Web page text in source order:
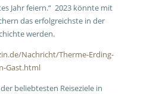
Jahr feiern.“ 2023 könnte mit
das erfolgreichste in der
werden.
Nachricht/Therme-Erding-
Gast.html
beliebtesten Reiseziele in